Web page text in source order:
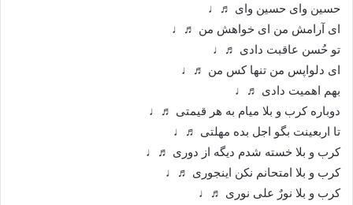
حسین وای حسین وای ♬♩
ای آرامش من ای خواهش من ♬♩
تو حُسن عاقبت دادی ♬♩
ای دلواپس من تنها کس من ♬♩
بهم اهمیت دادی ♬♩
دوباره کرب و بلا میام به هر قیمتی ♬♩
تا اربعینت بگو اجل بده مهلتی ♬♩
کرب و بلا خسته شدم دیگه از دوری ♬♩
کرب و بلا امتحانم نکن اینجوری ♬♩
کرب و بلا نورٌ علی نوری ♬♩